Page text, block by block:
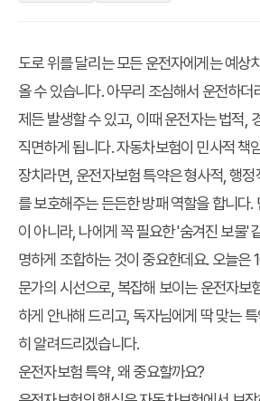
도로 위를 달리는 모든 운전자에게는 예상
올 수 있습니다. 아무리 조심해서 운전하더
제든 발생할 수 있고, 이때 운전자는 법적,
직면하게 됩니다. 자동차보험이 민사적 책
장치라면, 운전자보험 특약은 형사적, 행정
를 보호해주는 든든한 방패 역할을 합니다.
이 아니라, 나에게 꼭 필요한 '숨겨진 보물'
명하게 조합하는 것이 중요한데요. 오늘은
문가의 시선으로, 복잡해 보이는운전자보
하게 안내해 드리고, 독자님에게 딱 맞는
히 알려드리겠습니다.
운전자보험 특약, 왜 중요할까요?